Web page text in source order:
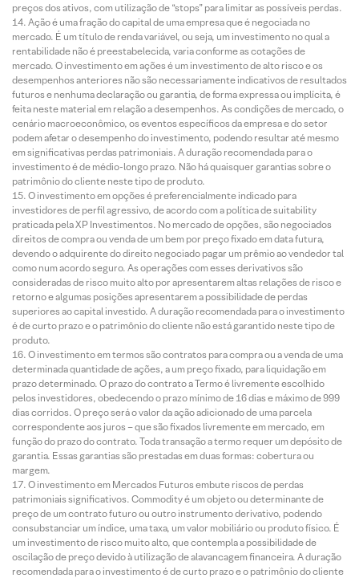
preços dos ativos, com utilização de “stops” para limitar as possíveis perdas.
Ação é uma fração do capital de uma empresa que é negociada no
mercado. É um título de renda variável, ou seja, um investimento no qual a
rentabilidade não é preestabelecida, varia conforme as cotações de
mercado. O investimento em ações é um investimento de alto risco e os
desempenhos anteriores não são necessariamente indicativos de resultados
futuros e nenhuma declaração ou garantia, de forma expressa ou implícita, é
feita neste material em relação a desempenhos. As condições de mercado, o
cenário macroeconômico, os eventos específicos da empresa e do setor
podem afetar o desempenho do investimento, podendo resultar até mesmo
em significativas perdas patrimoniais. A duração recomendada para o
investimento é de médio-longo prazo. Não há quaisquer garantias sobre o
patrimônio do cliente neste tipo de produto.
O investimento em opções é preferencialmente indicado para
investidores de perfil agressivo, de acordo com a política de suitability
praticada pela XP Investimentos. No mercado de opções, são negociados
direitos de compra ou venda de um bem por preço fixado em data futura,
devendo o adquirente do direito negociado pagar um prêmio ao vendedor tal
como num acordo seguro. As operações com esses derivativos são
consideradas de risco muito alto por apresentarem altas relações de risco e
retorno e algumas posições apresentarem a possibilidade de perdas
superiores ao capital investido. A duração recomendada para o investimento
é de curto prazo e o patrimônio do cliente não está garantido neste tipo de
produto.
O investimento em termos são contratos para compra ou a venda de uma
determinada quantidade de ações, a um preço fixado, para liquidação em
prazo determinado. O prazo do contrato a Termo é livremente escolhido
pelos investidores, obedecendo o prazo mínimo de 16 dias e máximo de 999
dias corridos. O preço será o valor da ação adicionado de uma parcela
correspondente aos juros – que são fixados livremente em mercado, em
função do prazo do contrato. Toda transação a termo requer um depósito de
garantia. Essas garantias são prestadas em duas formas: cobertura ou
margem.
O investimento em Mercados Futuros embute riscos de perdas
patrimoniais significativos. Commodity é um objeto ou determinante de
preço de um contrato futuro ou outro instrumento derivativo, podendo
consubstanciar um índice, uma taxa, um valor mobiliário ou produto físico. É
um investimento de risco muito alto, que contempla a possibilidade de
oscilação de preço devido à utilização de alavancagem financeira. A duração
recomendada para o investimento é de curto prazo e o patrimônio do cliente